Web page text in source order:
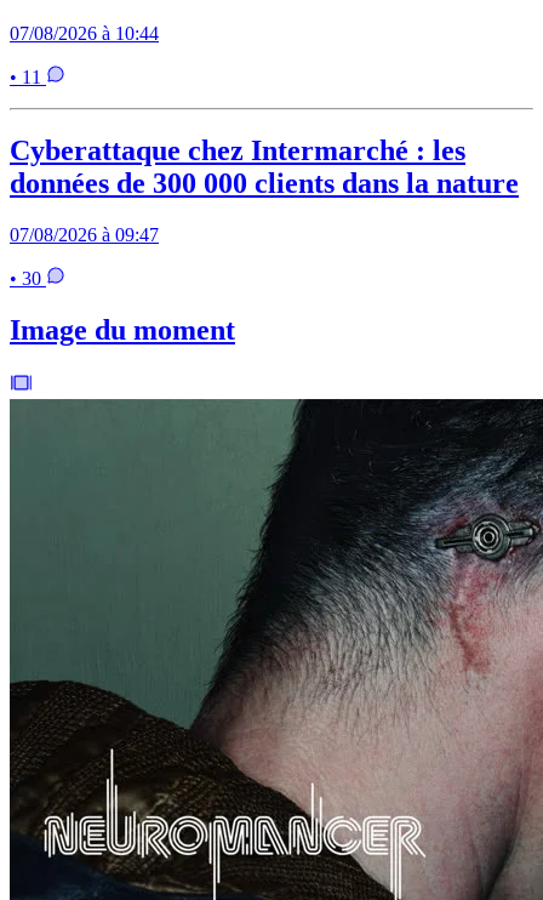
07/08/2026 à 10:44
• 11
Cyberattaque chez Intermarché : les
données de 300 000 clients dans la nature
07/08/2026 à 09:47
• 30
Image du moment